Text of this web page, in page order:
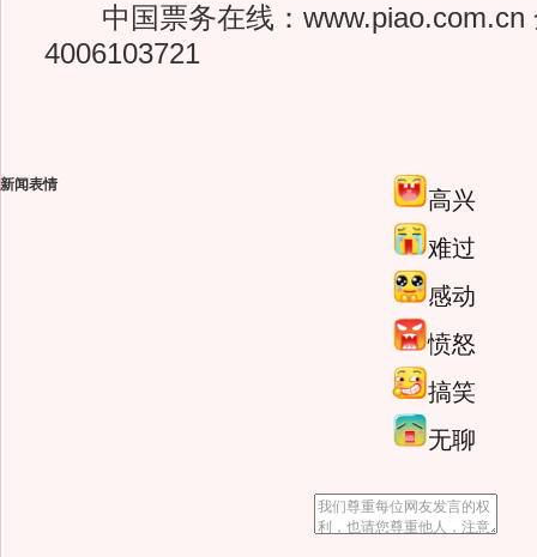
中国票务在线：www.piao.com.cn
4006103721
新闻表情
高兴
难过
感动
愤怒
搞笑
无聊